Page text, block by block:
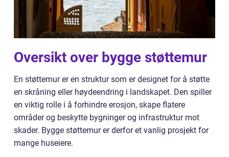
Oversikt over bygge støttemur
En støttemur er en struktur som er designet for å støtte
en skråning eller høydeendring i landskapet. Den spiller
en viktig rolle i å forhindre erosjon, skape flatere
områder og beskytte bygninger og infrastruktur mot
skader. Bygge støttemur er derfor et vanlig prosjekt for
mange huseiere.